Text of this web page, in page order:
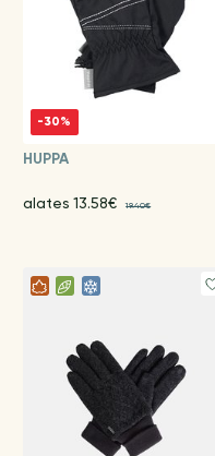
-30%
HUPPA
alates 13.58€ 19.40€